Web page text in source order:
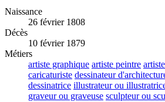
Naissance
26 février 1808
Décès
10 février 1879
Métiers
artiste graphique artiste peintre
caricaturiste dessinateur
dessinatrice illustrateur ou
graveur ou graveuse sculpteur ou